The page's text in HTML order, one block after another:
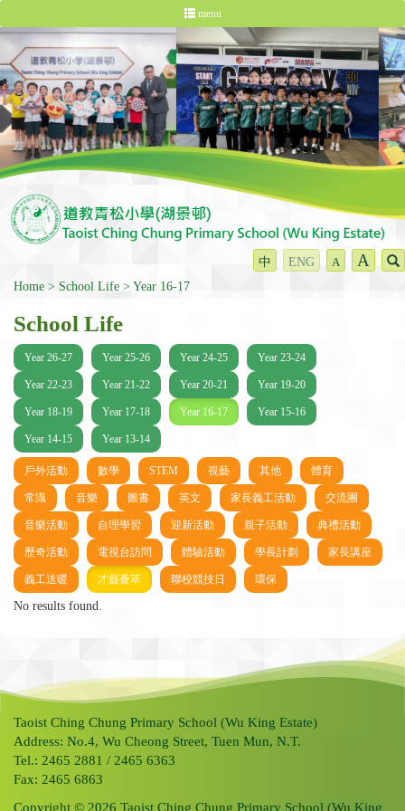
menu
中 ENG A A
Home School Life Year 16-17
School Life
Year 26-27 Year 25-26 Year 24-25 Year 23-24
Year 22-23 Year 21-22 Year 20-21 Year 19-20
Year 18-19 Year 17-18 Year 16-17 Year 15-16
Year 14-15 Year 13-14
戶外活動 數學 STEM 視藝 其他 體育
常識 音樂 圖書 英文 家長義工活動 交流團
音樂活動 自理學習 迎新活動 親子活動 典禮活動
歷奇活動 電視台訪問 體驗活動 學長計劃 家長講座
義工送暖 才藝薈萃 聯校競技日 環保
No results found.
Taoist Ching Chung Primary School (Wu King Estate)
Address: No.4, Wu Cheong Street, Tuen Mun, N.T.
Tel.: 2465 2881 / 2465 6363
Fax: 2465 6863
Copyright © 2026 Taoist Ching Chung Primary School (Wu King